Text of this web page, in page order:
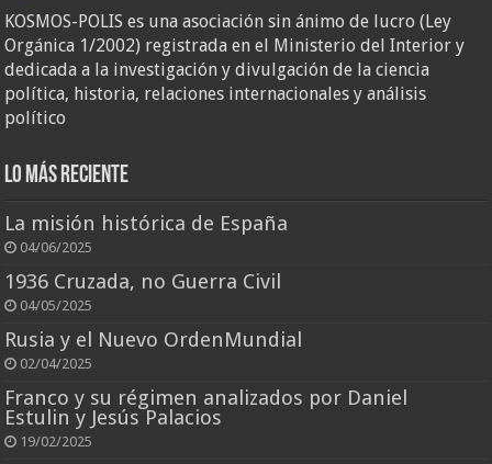
KOSMOS-POLIS es una asociación sin ánimo de lucro (Ley
Orgánica 1/2002) registrada en el Ministerio del Interior y
dedicada a la investigación y divulgación de la ciencia
política, historia, relaciones internacionales y análisis
político
Lo más reciente
La misión histórica de España
04/06/2025
1936 Cruzada, no Guerra Civil
04/05/2025
Rusia y el Nuevo OrdenMundial
02/04/2025
Franco y su régimen analizados por Daniel
Estulin y Jesús Palacios
19/02/2025